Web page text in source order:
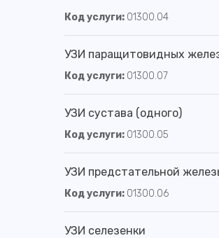
Код услуги: 01300.04
УЗИ паращитовидных
Код услуги: 01300.07
УЗИ сустава (одного)
Код услуги: 01300.05
УЗИ предстательной
Код услуги: 01300.06
УЗИ селезенки